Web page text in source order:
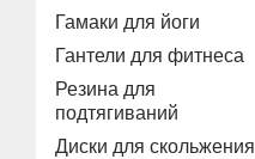
Гамаки для йоги
Гантели для фитнеса
Резина для
подтягиваний
Диски для скольжения